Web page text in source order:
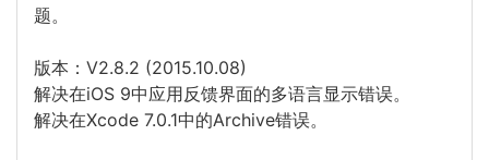
题。
版本：V2.8.2 (2015.10.08)
解决在iOS 9中应用反馈界面的多语言显示错误。
解决在Xcode 7.0.1中的Archive错误。